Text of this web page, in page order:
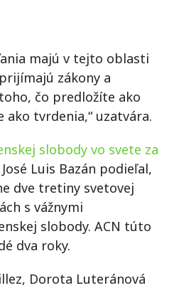
majú v tejto oblasti
zákony a
čo predložíte ako
ako tvrdenia,“ uzatvára.
slobody vo svete za
Luis Bazán podieľal,
dve tretiny svetovej
s vážnymi
slobody. ACN túto
dva roky.
Dorota Luteránová